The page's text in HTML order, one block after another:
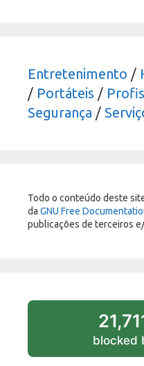
Entretenimento /
/ Portáteis /
Segurança /
Todo o conteúdo deste
da GNU Free
publicações de terceiros
blocked